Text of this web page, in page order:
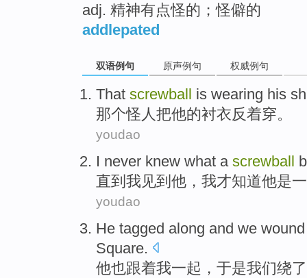
adj. 精神有点怪的；怪僻的
addlepated
双语例句 原声例句 权威例句
That screwball is wearing his
那个怪人把他的衬衣反着穿。
youdao
I never knew what a screwball
直到 我 见到 他 ，我才知道他是
youdao
He tagged along and we wound
Square.
他也跟着我一起 ，于是我们绕